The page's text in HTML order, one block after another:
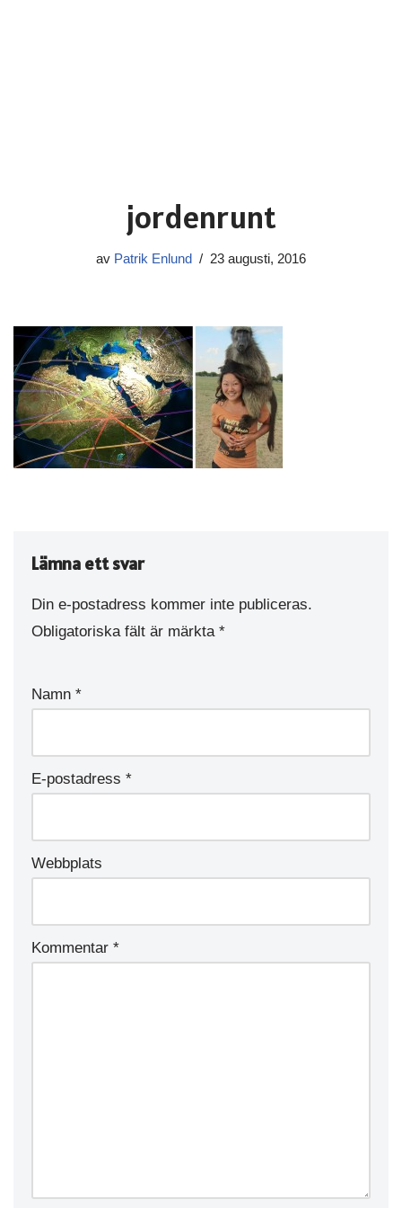
jordenrunt
av Patrik Enlund 23 augusti, 2016
Lämna ett svar
Din e-postadress kommer inte publiceras.
Obligatoriska fält är märkta *
Namn *
E-postadress *
Webbplats
Kommentar *